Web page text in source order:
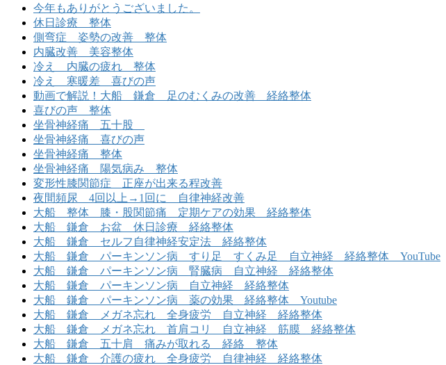
今年もありがとうございました。
休日診療 整体
側弯症 姿勢の改善 整体
内臓改善 美容整体
冷え 内臓の疲れ 整体
冷え 寒暖差 喜びの声
動画で解説！大船 鎌倉 足のむくみの改善 経絡整体
喜びの声 整体
坐骨神経痛 五十股
坐骨神経痛 喜びの声
坐骨神経痛 整体
坐骨神経痛 陽気病み 整体
変形性膝関節症 正座が出来る程改善
夜間頻尿 4回以上→1回に 自律神経改善
大船 整体 膝・股関節痛 定期ケアの効果 経絡整体
大船 鎌倉 お盆 休日診療 経絡整体
大船 鎌倉 セルフ自律神経安定法 経絡整体
大船 鎌倉 パーキンソン病 すり足 すくみ足 自立神経 経絡整体 YouTube
大船 鎌倉 パーキンソン病 腎臓病 自立神経 経絡整体
大船 鎌倉 パーキンソン病 自立神経 経絡整体
大船 鎌倉 パーキンソン病 薬の効果 経絡整体 Youtube
大船 鎌倉 メガネ忘れ 全身疲労 自立神経 経絡整体
大船 鎌倉 メガネ忘れ 首肩コリ 自立神経 筋膜 経絡整体
大船 鎌倉 五十肩 痛みが取れる 経絡 整体
大船 鎌倉 介護の疲れ 全身疲労 自律神経 経絡整体